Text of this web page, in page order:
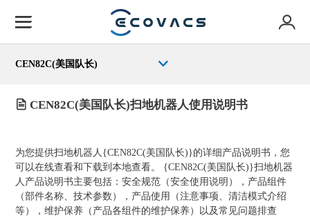
CEN82C(美国队长)
CEN82C(美国队长)扫地机器人使用说明书
为您提供扫地机器人{CEN82C(美国队长)}的详细产品说明书，您
可以在线查看和下载到本地查看。 {CEN82C(美国队长)}扫地机器
人产品说明书主要包括：安全规范（安全使用说明），产品组件
（部件名称、技术参数），产品使用（注意事项、清洁模式介绍
等），维护保养（产品各组件的维护保养）以及常见问题排查